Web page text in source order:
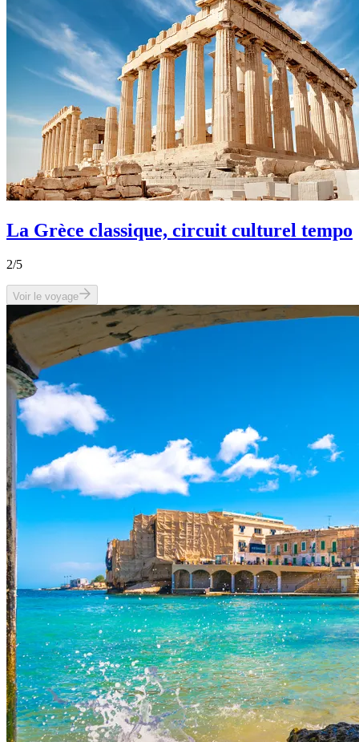
La Grèce classique, circuit culturel tempo
2/5
Voir le voyage